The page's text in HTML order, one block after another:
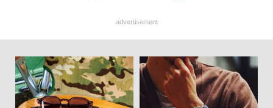
advertisement